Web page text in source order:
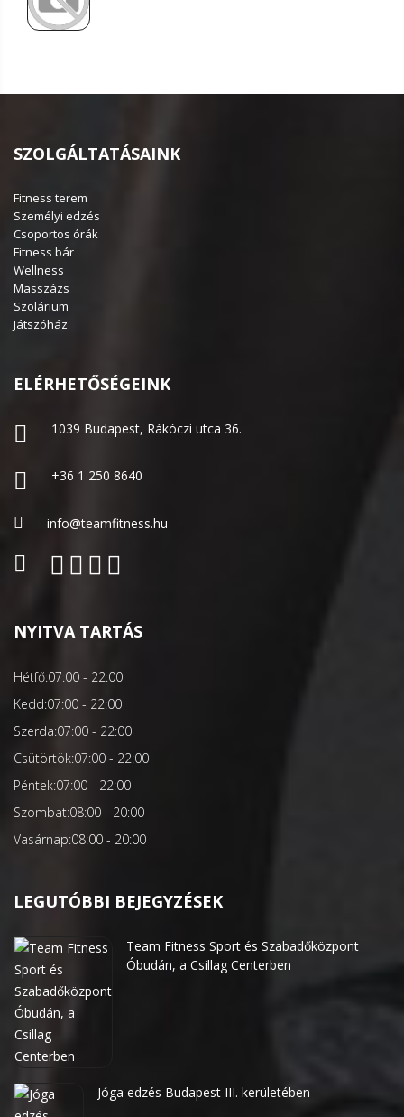
SZOLGÁLTATÁSAINK
Fitness terem
Személyi edzés
Csoportos órák
Fitness bár
Wellness
Masszázs
Szolárium
Játszóház
ELÉRHETŐSÉGEINK
1039 Budapest, Rákóczi utca 36.
+36 1 250 8640
info@teamfitness.hu
NYITVA TARTÁS
Hétfő:07:00 - 22:00
Kedd:07:00 - 22:00
Szerda:07:00 - 22:00
Csütörtök:07:00 - 22:00
Péntek:07:00 - 22:00
Szombat:08:00 - 20:00
Vasárnap:08:00 - 20:00
LEGUTÓBBI BEJEGYZÉSEK
Team Fitness Sport és Szabadőközpont
Óbudán, a Csillag Centerben
Jóga edzés Budapest III. kerületében